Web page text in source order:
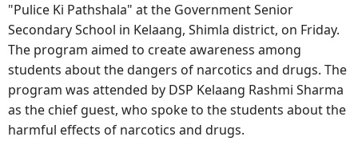
"Pulice Ki Pathshala" at the Government Senior
Secondary School in Kelaang, Shimla district, on Friday.
The program aimed to create awareness among
students about the dangers of narcotics and drugs. The
program was attended by DSP Kelaang Rashmi Sharma
as the chief guest, who spoke to the students about the
harmful effects of narcotics and drugs.